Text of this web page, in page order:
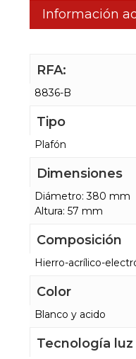
Información
RFA:
8836-B
Tipo
Plafón
Dimensiones
Diámetro: 380 mm
Altura: 57 mm
Composición
Hierro-acrílico-
Color
Blanco y acido
Tecnología luz